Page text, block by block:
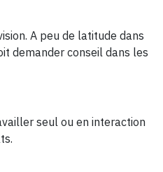
A peu de latitude dans
demander conseil dans les
seul ou en interaction